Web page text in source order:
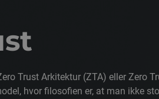
Trust Arkitektur (ZTA) eller Zero
hvor filosofien er, at man ikke